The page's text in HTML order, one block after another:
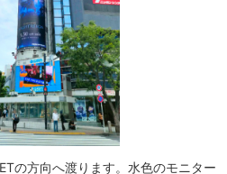
の方向へ渡ります。水色のモニター